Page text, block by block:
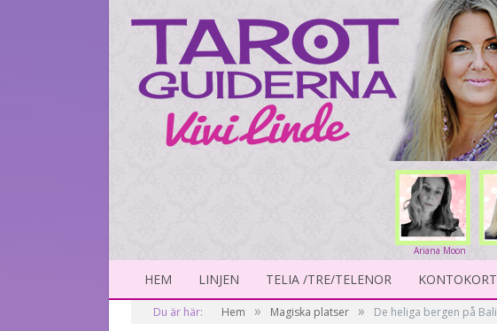
Ariana Moon
263#
HEM LINJEN TELIA /TRE/TELENOR KONTOKORT
Du är här: Hem » Magiska platser » De heliga bergen på Bali